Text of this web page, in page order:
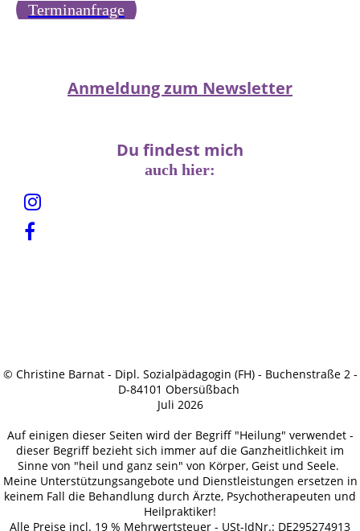
Terminanfrage
Anmeldung zum Newsletter
Du findest mich
auch hier:
© Christine Barnat - Dipl. Sozialpädagogin (FH) - Buchenstraße 2 -
D-84101 Obersüßbach
Juli 2026
Auf einigen dieser Seiten wird der Begriff "Heilung" verwendet -
dieser Begriff bezieht sich immer auf die Ganzheitlichkeit im
Sinne von "heil und ganz sein" von Körper, Geist und Seele.
Meine Unterstützungsangebote und Dienstleistungen ersetzen in
keinem Fall die Behandlung durch Ärzte, Psychotherapeuten und
Heilpraktiker!
Alle Preise incl. 19 % Mehrwertsteuer - USt-IdNr.: DE295274913